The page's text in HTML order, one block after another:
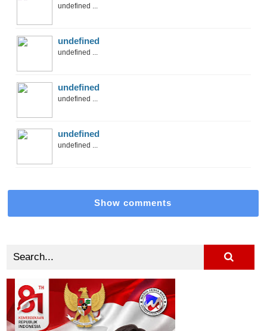
undefined ...
undefined
undefined ...
undefined
undefined ...
undefined
undefined ...
Show comments